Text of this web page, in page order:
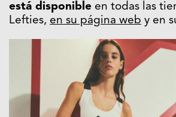
está disponible en todas las
Lefties, en su página web y en